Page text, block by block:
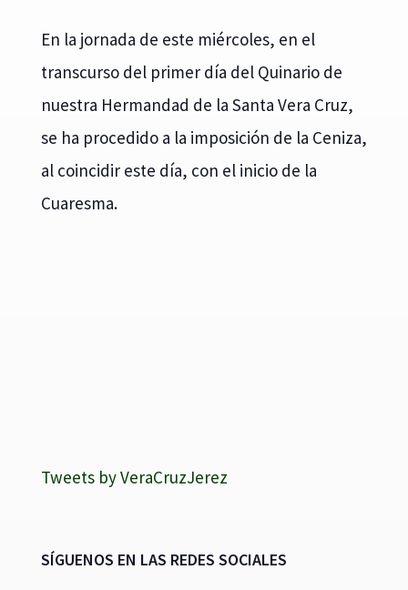
En la jornada de este miércoles, en el
transcurso del primer día del Quinario de
nuestra Hermandad de la Santa Vera Cruz,
se ha procedido a la imposición de la Ceniza,
al coincidir este día, con el inicio de la
Cuaresma.
Tweets by VeraCruzJerez
SÍGUENOS EN LAS REDES SOCIALES